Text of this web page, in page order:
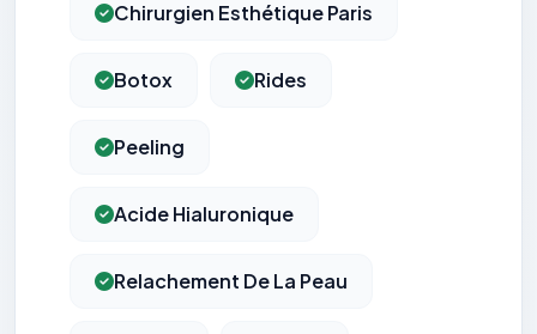
Chirurgien Esthétique Paris
Botox Rides
Peeling
Acide Hialuronique
Relachement De La Peau